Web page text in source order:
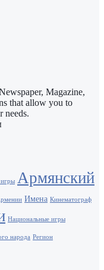
Magazine,
that allow you to
needs.
Армянский
Имена Кинематограф
Национальные игры
народа Регион